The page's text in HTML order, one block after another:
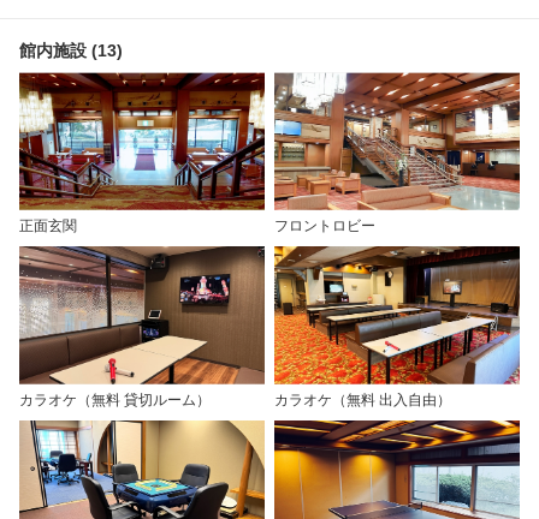
館内施設 (13)
正面玄関 フロントロビー
カラオケ（無料 貸切ルーム） カラオケ（無料 出入自由）